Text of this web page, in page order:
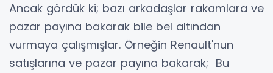
Ancak gördük ki; bazı arkadaşlar rakamlara ve
pazar payına bakarak bile bel altından
vurmaya çalışmışlar. Örneğin Renault'nun
satışlarına ve pazar payına bakarak; Bu